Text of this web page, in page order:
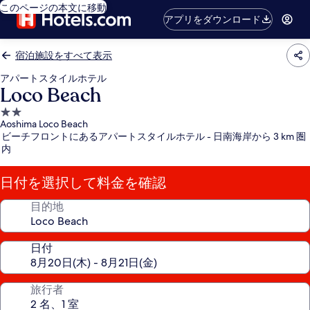
このページの本文に移動
アプリをダウンロード
宿泊施設をすべて表示
アパートスタイルホテル
Loco Beach
2.0
つ
星
宿
泊
施
設
Aoshima Loco Beach
ビーチフロントにあるアパートスタイルホテル - 日南海岸から 3 km 圏
内
日付を選択して料金を確認
目的地
日付
旅行者